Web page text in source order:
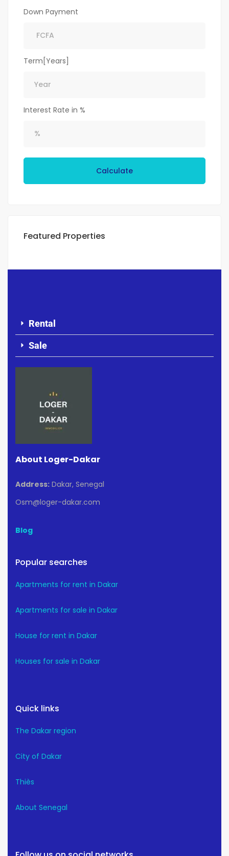
Down Payment
Term[Years]
Interest Rate in %
Calculate
Featured Properties
Rental
Sale
About Loger-Dakar
Address: Dakar, Senegal
Osm@loger-dakar.com
Blog
Popular searches
Apartments for rent in Dakar
Apartments for sale in Dakar
House for rent in Dakar
Houses for sale in Dakar
Quick links
The Dakar region
City of Dakar
Thiès
About Senegal